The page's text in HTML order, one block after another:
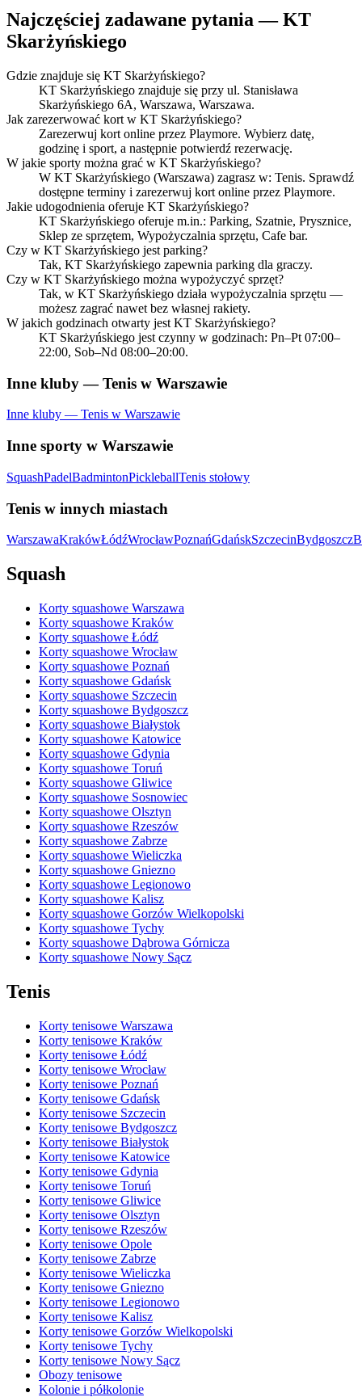
Najczęściej zadawane pytania — KT
Skarżyńskiego
Gdzie znajduje się KT Skarżyńskiego?
KT Skarżyńskiego znajduje się przy ul. Stanisława
Skarżyńskiego 6A, Warszawa, Warszawa.
Jak zarezerwować kort w KT Skarżyńskiego?
Zarezerwuj kort online przez Playmore. Wybierz datę,
godzinę i sport, a następnie potwierdź rezerwację.
W jakie sporty można grać w KT Skarżyńskiego?
W KT Skarżyńskiego (Warszawa) zagrasz w: Tenis. Sprawdź
dostępne terminy i zarezerwuj kort online przez Playmore.
Jakie udogodnienia oferuje KT Skarżyńskiego?
KT Skarżyńskiego oferuje m.in.: Parking, Szatnie, Prysznice,
Sklep ze sprzętem, Wypożyczalnia sprzętu, Cafe bar.
Czy w KT Skarżyńskiego jest parking?
Tak, KT Skarżyńskiego zapewnia parking dla graczy.
Czy w KT Skarżyńskiego można wypożyczyć sprzęt?
Tak, w KT Skarżyńskiego działa wypożyczalnia sprzętu —
możesz zagrać nawet bez własnej rakiety.
W jakich godzinach otwarty jest KT Skarżyńskiego?
KT Skarżyńskiego jest czynny w godzinach: Pn–Pt 07:00–
22:00, Sob–Nd 08:00–20:00.
Inne kluby — Tenis w Warszawie
Inne kluby — Tenis w Warszawie
Inne sporty w Warszawie
SquashPadelBadmintonPickleballTenis stołowy
Tenis w innych miastach
WarszawaKrakówŁódźWrocławPoznańGdańskSzczecinBydgoszcz
Squash
Korty squashowe Warszawa
Korty squashowe Kraków
Korty squashowe Łódź
Korty squashowe Wrocław
Korty squashowe Poznań
Korty squashowe Gdańsk
Korty squashowe Szczecin
Korty squashowe Bydgoszcz
Korty squashowe Białystok
Korty squashowe Katowice
Korty squashowe Gdynia
Korty squashowe Toruń
Korty squashowe Gliwice
Korty squashowe Sosnowiec
Korty squashowe Olsztyn
Korty squashowe Rzeszów
Korty squashowe Zabrze
Korty squashowe Wieliczka
Korty squashowe Gniezno
Korty squashowe Legionowo
Korty squashowe Kalisz
Korty squashowe Gorzów Wielkopolski
Korty squashowe Tychy
Korty squashowe Dąbrowa Górnicza
Korty squashowe Nowy Sącz
Tenis
Korty tenisowe Warszawa
Korty tenisowe Kraków
Korty tenisowe Łódź
Korty tenisowe Wrocław
Korty tenisowe Poznań
Korty tenisowe Gdańsk
Korty tenisowe Szczecin
Korty tenisowe Bydgoszcz
Korty tenisowe Białystok
Korty tenisowe Katowice
Korty tenisowe Gdynia
Korty tenisowe Toruń
Korty tenisowe Gliwice
Korty tenisowe Olsztyn
Korty tenisowe Rzeszów
Korty tenisowe Opole
Korty tenisowe Zabrze
Korty tenisowe Wieliczka
Korty tenisowe Gniezno
Korty tenisowe Legionowo
Korty tenisowe Kalisz
Korty tenisowe Gorzów Wielkopolski
Korty tenisowe Tychy
Korty tenisowe Nowy Sącz
Obozy tenisowe
Kolonie i półkolonie